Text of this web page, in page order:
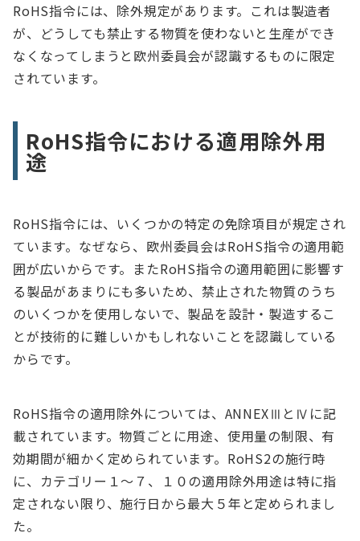
RoHS指令には、除外規定があります。これは製造者
が、どうしても禁止する物質を使わないと生産ができ
なくなってしまうと欧州委員会が認識するものに限定
されています。
RoHS指令における適用除外用
途
RoHS指令には、いくつかの特定の免除項目が規定され
ています。なぜなら、欧州委員会はRoHS指令の適用範
囲が広いからです。またRoHS指令の適用範囲に影響す
る製品があまりにも多いため、禁止された物質のうち
のいくつかを使用しないで、製品を設計・製造するこ
とが技術的に難しいかもしれないことを認識している
からです。
RoHS指令の適用除外については、ANNEXⅢとⅣに記
載されています。物質ごとに用途、使用量の制限、有
効期間が細かく定められています。RoHS2の施行時
に、カテゴリー１～７、１０の適用除外用途は特に指
定されない限り、施行日から最大５年と定められまし
た。